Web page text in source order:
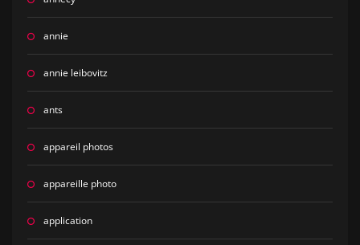
annie
annie leibovitz
ants
appareil photos
appareille photo
application